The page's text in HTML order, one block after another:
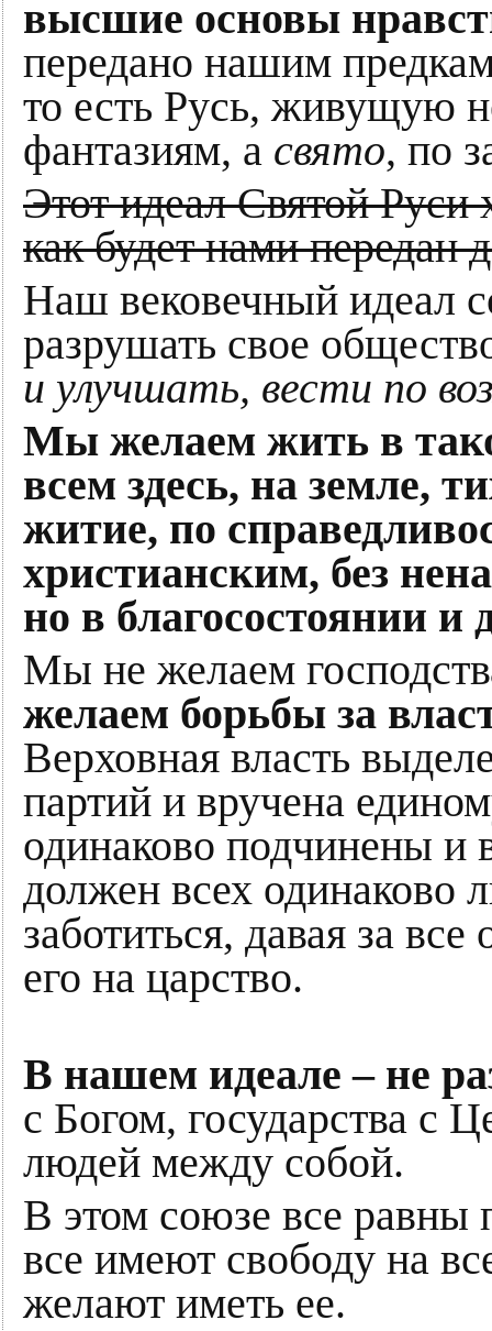
высшие основы
передано нашим
то есть Русь, живущую
фантазиям, а свято, по
Этот идеал Святой Руси
как будет нами передан
Наш вековечный идеал
разрушать свое
и улучшать, вести по
Мы желаем жить в
всем здесь, на земле,
житие, по
христианским, без
но в благосостоянии и
Мы не желаем
желаем борьбы за
Верховная власть
партий и вручена
одинаково подчинены
должен всех одинаково
заботиться, давая за
его на царство.
В нашем идеале – не
с Богом, государства с
людей между собой.
В этом союзе все равны
все имеют свободу на
желают иметь ее.